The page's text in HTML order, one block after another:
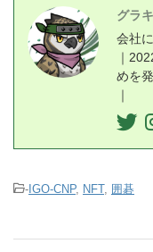
グラ
会社
｜
めを
｜
- IGO-CNP, NFT, 囲碁